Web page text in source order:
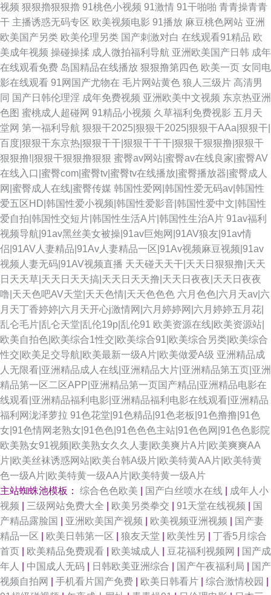
视频 狠狠擼狠狠擼 91桃色小视频 91激情 91干啪啪 青青操青青
干 主播诱惑无码专区 欧美视频电影 91播放 麻豆桃色网站 亚洲
欧美国产另类 欧美伦理另类 国产刺激对白 在线观看91精品 欧
美成年视频 操碰操揉 成人微拍福利导航 亚洲欧美国产日韩 成年
在线观看免费 岛国精品在线播放 狠狠撸第四色 欧美一页 女同电
影在线观看 91网国产尤物在 毛片网站黄色 狼人三级片 高清男
同 国产日韩伦理淫 成年免费视频 亚洲欧美中文视频 东京热亚洲
色图 蜜桃成人超碰网 91精品小视频 久草福利免费视影 五月天
堂网 第一福利导航 狠狠干2025|狠狠干2025|狠狠干AAa|狠狠干|
百度|狠狠干东京热|狠狠干干|狠狠干干干|狠狠干狠狠撸|狠狠干
狠狠撸!|狠狠干狠狠撸狠狠 蜜臀av网站|蜜臀av在线良家|蜜臀AV
在线入口|蜜臀com|蜜臀tv|蜜臀tv在线播放|蜜臀播放器|蜜臀成人
网|蜜臀成人在线|蜜臀传媒 韩国性爱网|韩国性爱无码av|韩国性
爱五区HD|韩国性爱小视频|韩国性爱影音|韩国性爱中文|韩国性
爱自拍|韩国性交短片|韩国性生活A片|韩国性生治A片 91av福利
视频导航|91av黑丝美女被操|91av巨炮网|91AV狼友|91av情
侣|91AV人妻精品|91Av人妻精品一区|91Av视频麻豆视频|91av
视频人妻无码|91AV视频直播 天天碰天天干|天天日狠狠撸|天天
日天天草|天天日天天搞|天天日天天撸|天天日夜夜|天天日夜夜
噜|天天色吧AV天堂|天天色情|天天色色色 六月色色|六月天av|六
月天丁香婷婷|六月天开心j激情网|六月婷婷网|六月婷婷五月花|
乱仑毛片|乱仑天堂|乱伦19p|乱伦91 欧美资源在线|欧美资源站|
欧美自拍色|欧美综合1性交|欧美综合91|欧美综合另类|欧美综合
性交|欧美足交导航|欧美最新一级A片|欧美做爱A级 亚洲精品成
人无限看|亚洲精品成人在线|亚洲精品大片|亚洲精品第五页|亚洲
精品第一区二区APP|亚洲精品第一页国产精品|亚洲精品电影在
线观看|亚洲精品福利电影|亚洲精品福利电影在线观看|亚洲精品
福利网泷泽萝拉 91色花堂|91色精品|91色老板|91色撸撸|91色
女|91色情网老熟女|91色色|91色色色主站|91色色网|91色色影院
欧美熟女91视频|欧美熟女久久人妻|欧美爽片A片|欧美爽爽AA
片|欧美丝袜诱惑网站|欧美台韩A级片|欧美特黄AA片|欧美特黄
色一级A片|欧美特黄一级AA片|欧美特黄一级A片
主站蜘蛛池模板： 综合色色欧美 国产白丝喷水在线
成年人小
视频
三级网站免费大全 欧美另类拳交 91天堂在线视频
国
产精品露脸国
亚洲欧美国产视频 欧美视频亚洲视频
国产妻
精品一区
欧美日韩第一区 狼友天堂 欧美性另
丁香5月综合
首页
欧美精品免费观看 欧美城成人 豆花福利视频网
国产成
年人
中国成人无码 日韩欧美亚洲综合 国产午夜福利局
国产
视频自拍网
手机看片国产免费 欧美日韩看片 综合激情校园